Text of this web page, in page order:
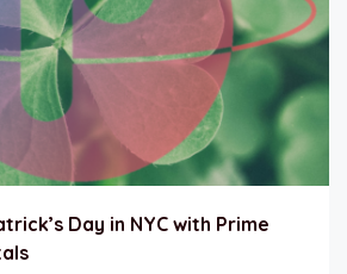
Day in NYC with Prime